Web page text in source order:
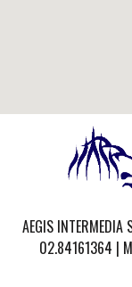
AEGIS
02.84161364 |